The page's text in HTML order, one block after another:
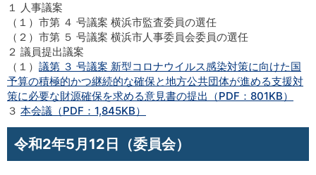
１ 人事議案
（１）市第 ４ 号議案 横浜市監査委員の選任
（２）市第 ５ 号議案 横浜市人事委員会委員の選任
２ 議員提出議案
（１） 議第 ３ 号議案 新型コロナウイルス感染対策に向けた国
予算の積極的かつ継続的な確保と地方公共団体が進める支援対
策に必要な財源確保を求める意見書の提出（PDF：801KB）
３ 本会議（PDF：1,845KB）
令和2年5月12日（委員会）